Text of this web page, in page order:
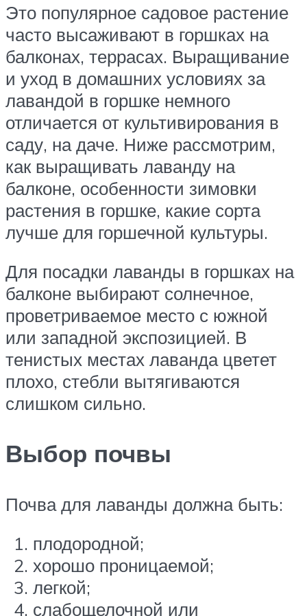
Это популярное садовое растение
часто высаживают в горшках на
балконах, террасах. Выращивание
и уход в домашних условиях за
лавандой в горшке немного
отличается от культивирования в
саду, на даче. Ниже рассмотрим,
как выращивать лаванду на
балконе, особенности зимовки
растения в горшке, какие сорта
лучше для горшечной культуры.
Для посадки лаванды в горшках на
балконе выбирают солнечное,
проветриваемое место с южной
или западной экспозицией. В
тенистых местах лаванда цветет
плохо, стебли вытягиваются
слишком сильно.
Выбор почвы
Почва для лаванды должна быть:
плодородной;
хорошо проницаемой;
легкой;
слабощелочной или